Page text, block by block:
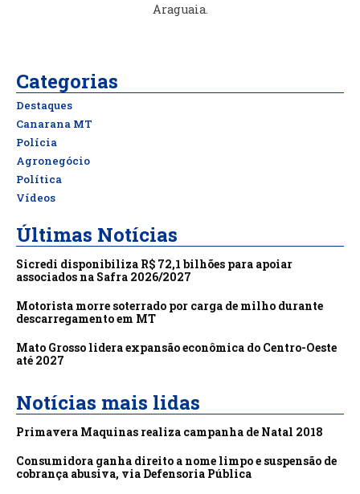
Araguaia.
Categorias
Destaques
Canarana MT
Polícia
Agronegócio
Política
Vídeos
Últimas Notícias
Sicredi disponibiliza R$ 72,1 bilhões para apoiar
associados na Safra 2026/2027
Motorista morre soterrado por carga de milho durante
descarregamento em MT
Mato Grosso lidera expansão econômica do Centro-Oeste
até 2027
Notícias mais lidas
Primavera Maquinas realiza campanha de Natal 2018
Consumidora ganha direito a nome limpo e suspensão de
cobrança abusiva, via Defensoria Pública